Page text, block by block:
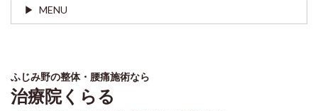
MENU
ふじみ野の整体・腰痛施術なら
治療院くらる